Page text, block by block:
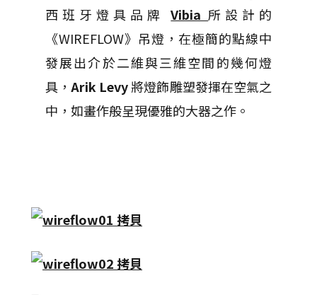
西班牙燈具品牌Vibia 所設計的
《WIREFLOW》吊燈，在極簡的點線中
發展出介於二維與三維空間的幾何燈
具，Arik Levy將燈飾雕塑發揮在空氣之
中，如畫作般呈現優雅的大器之作。